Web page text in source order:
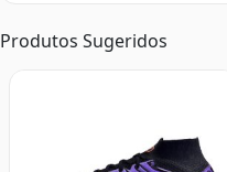
Produtos Sugeridos